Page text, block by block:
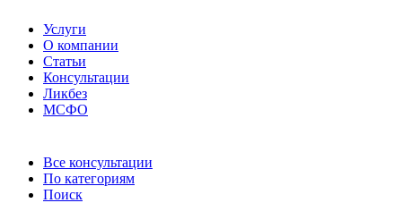
Услуги
О компании
Статьи
Консультации
Ликбез
МСФО
Все консультации
По категориям
Поиск